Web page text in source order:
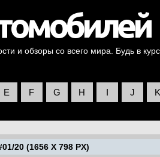
и обзоры со всего мира. Будь в
E F G H I J K
20 (1656 X 798 PX)